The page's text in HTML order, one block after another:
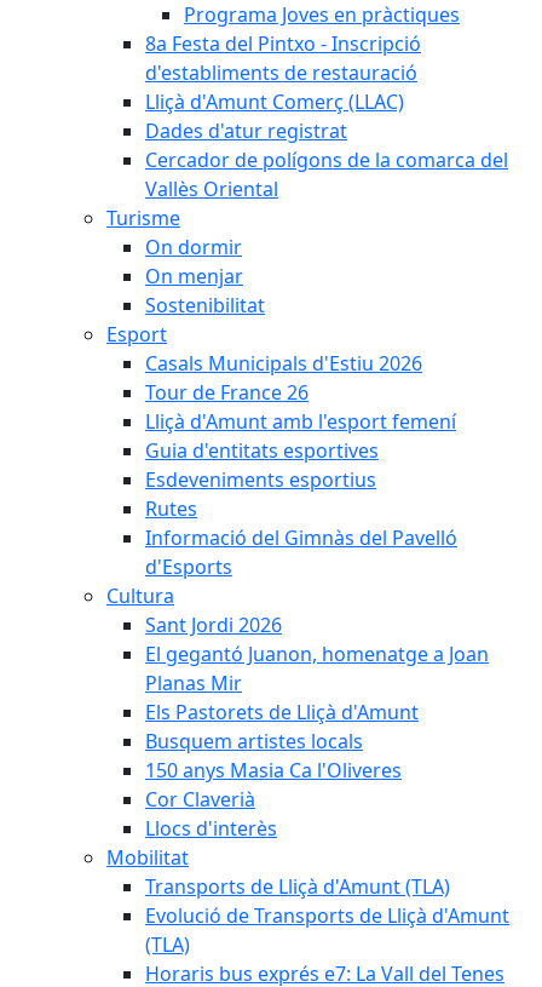
Programa Joves en pràctiques
8a Festa del Pintxo - Inscripció
d'establiments de restauració
Lliçà d'Amunt Comerç (LLAC)
Dades d'atur registrat
Cercador de polígons de la comarca del
Vallès Oriental
Turisme
On dormir
On menjar
Sostenibilitat
Esport
Casals Municipals d'Estiu 2026
Tour de France 26
Lliçà d'Amunt amb l'esport femení
Guia d'entitats esportives
Esdeveniments esportius
Rutes
Informació del Gimnàs del Pavelló
d'Esports
Cultura
Sant Jordi 2026
El gegantó Juanon, homenatge a Joan
Planas Mir
Els Pastorets de Lliçà d'Amunt
Busquem artistes locals
150 anys Masia Ca l'Oliveres
Cor Claverià
Llocs d'interès
Mobilitat
Transports de Lliçà d'Amunt (TLA)
Evolució de Transports de Lliçà d'Amunt
(TLA)
Horaris bus exprés e7: La Vall del Tenes